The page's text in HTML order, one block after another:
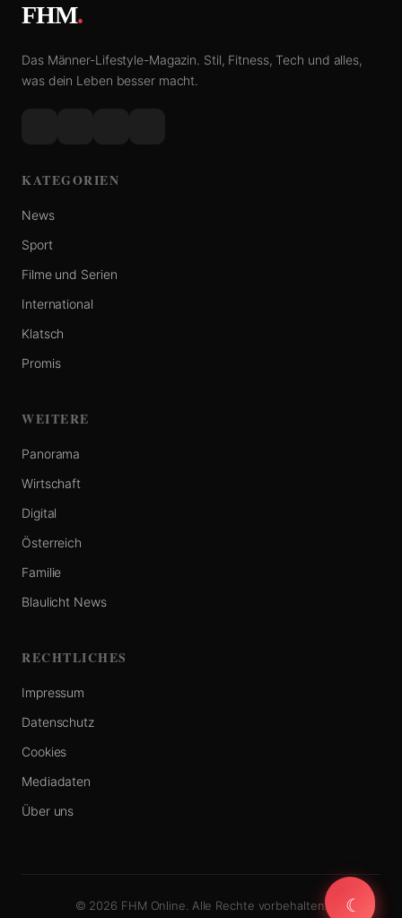
FHM.
Das Männer-Lifestyle-Magazin. Stil, Fitness, Tech und alles,
was dein Leben besser macht.
KATEGORIEN
News
Sport
Filme und Serien
International
Klatsch
Promis
WEITERE
Panorama
Wirtschaft
Digital
Österreich
Familie
Blaulicht News
RECHTLICHES
Impressum
Datenschutz
Cookies
Mediadaten
Über uns
© 2026 FHM Online. Alle Rechte vorbehalten.
☾
☾